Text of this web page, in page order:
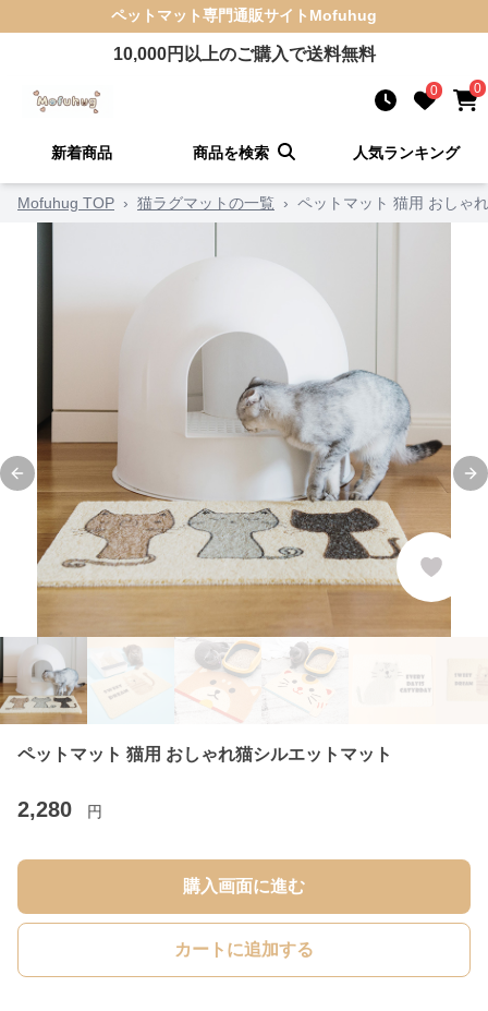
ペットマット専門通販サイト Mofuhug
10,000円以上のご購入で送料無料
0 0
新着商品 商品を検索 人気ランキング
Mofuhug TOP › 猫ラグマットの一覧 › ペットマット 猫用 おしゃ
Previous slide
ペットマット 猫用 おしゃれ猫シルエットマット
2,280 円
購入画面に進む
カートに追加する